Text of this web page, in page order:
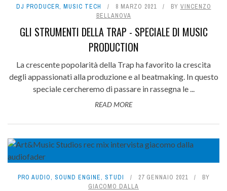
DJ PRODUCER, MUSIC TECH 8 MARZO 2021 BY VINCENZO
BELLANOVA
GLI STRUMENTI DELLA TRAP - SPECIALE DI MUSIC
PRODUCTION
La crescente popolarità della Trap ha favorito la crescita
degli appassionati alla produzione e al beatmaking. In questo
speciale cercheremo di passare in rassegna le ...
READ MORE
PRO AUDIO, SOUND ENGINE, STUDI 27 GENNAIO 2021
BY
GIACOMO DALLA